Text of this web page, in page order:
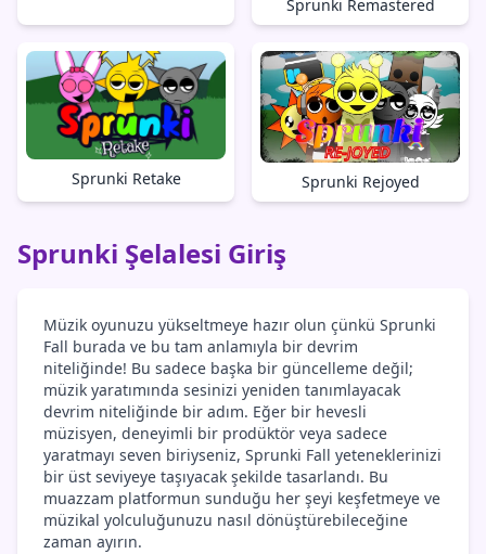
Sprunki Remastered
Sprunki Retake Sprunki Rejoyed
Sprunki Şelalesi Giriş
Müzik oyunuzu yükseltmeye hazır olun çünkü Sprunki
Fall burada ve bu tam anlamıyla bir devrim
niteliğinde! Bu sadece başka bir güncelleme değil;
müzik yaratımında sesinizi yeniden tanımlayacak
devrim niteliğinde bir adım. Eğer bir hevesli
müzisyen, deneyimli bir prodüktör veya sadece
yaratmayı seven biriyseniz, Sprunki Fall yeteneklerinizi
bir üst seviyeye taşıyacak şekilde tasarlandı. Bu
muazzam platformun sunduğu her şeyi keşfetmeye ve
müzikal yolculuğunuzu nasıl dönüştürebileceğine
zaman ayırın.